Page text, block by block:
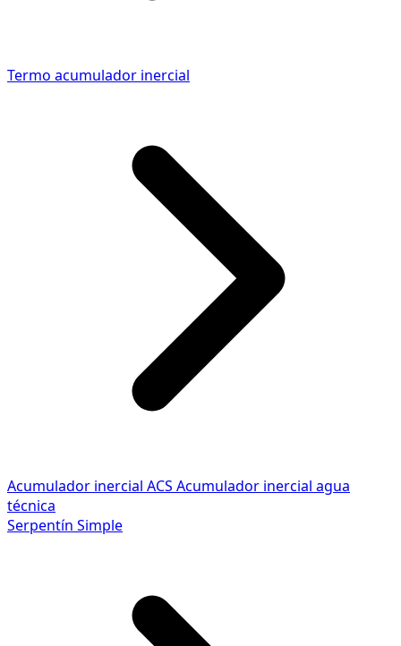
Termo acumulador inercial
Acumulador inercial ACS Acumulador inercial agua
técnica
Serpentín Simple